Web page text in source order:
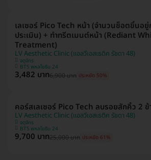
เลเซอร์ Pico Tech หน้า (จำนวนช็อตขึ้นอ
ประเมิน) + ทำทรีตเมนต์หน้า (Rediant
Treatment)
LV Aesthetic Clinic (แอลวีเอสเธติค รัชดา 48)
จตุจักร
BTS พหลโยธิน 24
3,482 บาท6,900 บาท ประหยัด 50%
คอร์สเลเซอร์ Pico Tech ลบรอยสักคิ้ว 2
LV Aesthetic Clinic (แอลวีเอสเธติค รัชดา 48)
จตุจักร
BTS พหลโยธิน 24
9,700 บาท25,000 บาท ประหยัด 61%